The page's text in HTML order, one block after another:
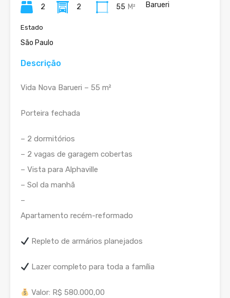
2 2 55 M² Barueri
Estado
São Paulo
Descrição
Vida Nova Barueri – 55 m²
Porteira fechada
– 2 dormitórios
– 2 vagas de garagem cobertas
– Vista para Alphaville
– Sol da manhã
–
Apartamento recém-reformado
Repleto de armários planejados
Lazer completo para toda a família
Valor: R$ 580.000,00